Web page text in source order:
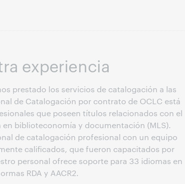
experiencia
prestado los servicios de catalogación a las
de Catalogación por contrato de OCLC está
que poseen títulos relacionados con el
biblioteconomía y documentación (MLS).
de catalogación profesional con un equipo
calificados, que fueron capacitados por
personal ofrece soporte para 33 idiomas en
RDA y AACR2.